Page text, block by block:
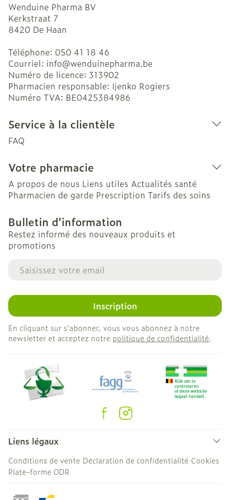
Wenduine Pharma BV
Kerkstraat 7
8420 De Haan
Téléphone: 050 41 18 46
Courriel: info@wenduinepharma.be
Numéro de licence: 313902
Pharmacien responsable: Ijenko Rogiers
Numéro TVA: BE0425384986
Service à la clientèle
FAQ
Votre pharmacie
A propos de nous Liens utiles Actualités santé
Pharmacien de garde Prescription Tarifs des soins
Bulletin d’information
Restez informé des nouveaux produits et
promotions
Adresse mail
Inscription
En cliquant sur s'abonner, vous vous abonnez à notre
newsletter et acceptez notre politique de confidentialité.
Liens légaux
Conditions de vente Déclaration de confidentialité Cookies
Plate-forme ODR